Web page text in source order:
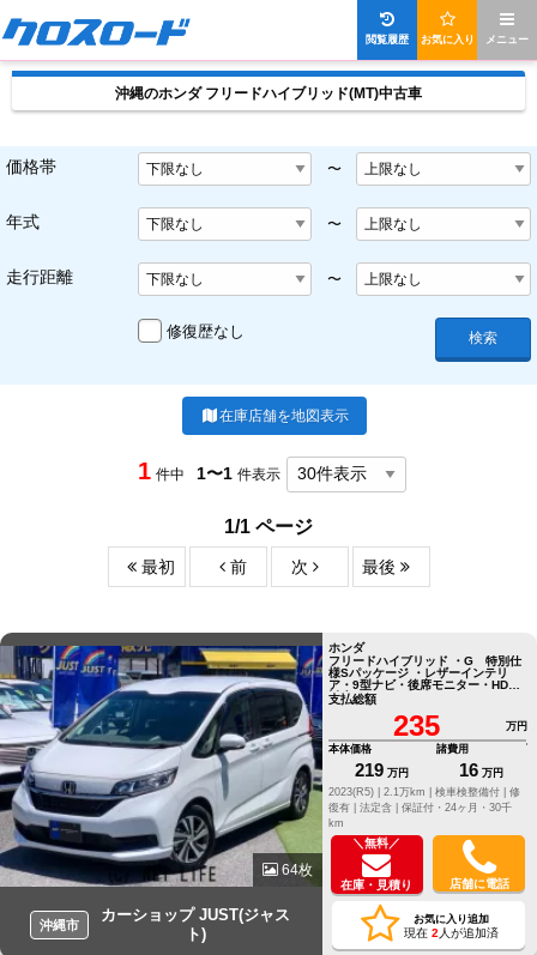
メニュー
お気に入り
閲覧履歴
沖縄のホンダ フリードハイブリッド(MT)中古車
価格帯 〜
年式 〜
走行距離 〜
修復歴なし 検索
在庫店舗を地図表示
1 件中 1〜1 件表示
1/1 ページ
最初 前 次 最後
64枚
沖縄市
カーショップ JUST(ジャス
ト)
ホンダ
フリードハイブリッド ・G 特別仕
様Sパッケージ ・レザーインテリ
ア・9型ナビ・後席モニター・HDMI
対応・TV・DVD・ア
支払総額
235
万円
本体価格
219 万円
諸費用
16 万円
2023(R5) |
2.1万km | 検車検整備付 | 修
復有 | 法定含 | 保証付・24ヶ月・30千
km
＼無料／
在庫・見積り 店舗に電話
お気に入り追加
現在 2 人が追加済